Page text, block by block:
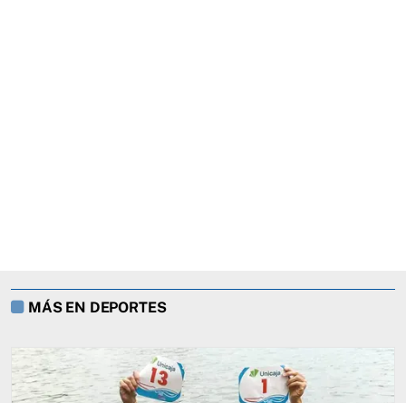
MÁS EN DEPORTES